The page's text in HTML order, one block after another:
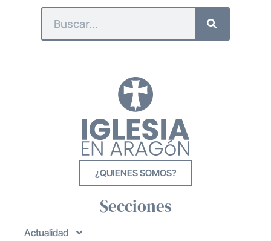
¿QUIENES SOMOS?
Secciones
Actualidad